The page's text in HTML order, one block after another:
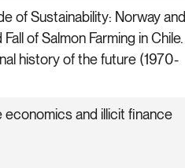
of Sustainability: Norway and
of Salmon Farming in Chile.
history of the future (1970-
economics and illicit finance